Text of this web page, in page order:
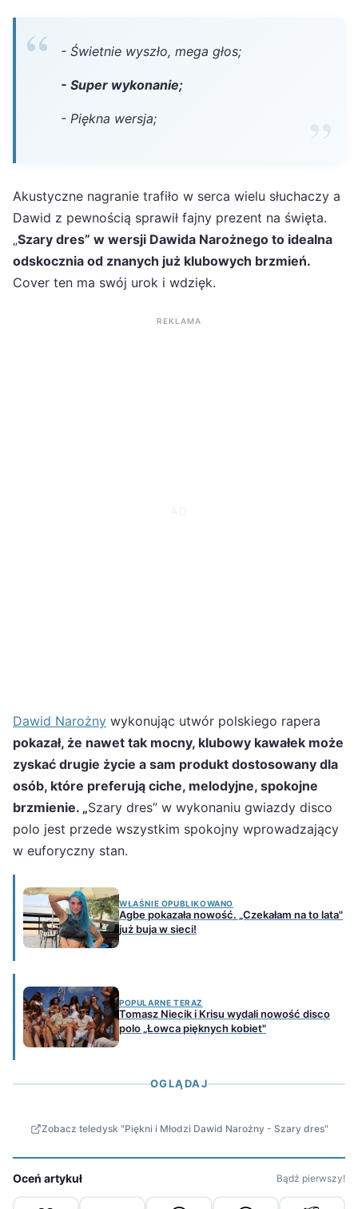
- Świetnie wyszło, mega głos;
- Super wykonanie;
- Piękna wersja;
Akustyczne nagranie trafiło w serca wielu słuchaczy a
Dawid z pewnością sprawił fajny prezent na święta.
„Szary dres” w wersji Dawida Narożnego to idealna
odskocznia od znanych już klubowych brzmień.
Cover ten ma swój urok i wdzięk.
REKLAMA
Dawid Narożny wykonując utwór polskiego rapera
pokazał, że nawet tak mocny, klubowy kawałek może
zyskać drugie życie a sam produkt dostosowany dla
osób, które preferują ciche, melodyjne, spokojne
brzmienie. „Szary dres” w wykonaniu gwiazdy disco
polo jest przede wszystkim spokojny wprowadzający
w euforyczny stan.
WŁAŚNIE OPUBLIKOWANO
Agbe pokazała nowość. „Czekałam na to lata"
już buja w sieci!
POPULARNE TERAZ
Tomasz Niecik i Krisu wydali nowość disco
polo „Łowca pięknych kobiet"
OGLĄDAJ
Zobacz teledysk "Piękni i Młodzi Dawid Narożny - Szary dres"
Oceń artykuł Bądź pierwszy!